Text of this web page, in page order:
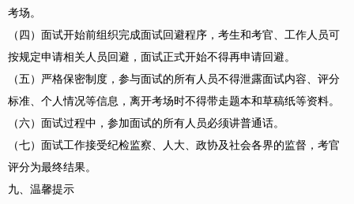
考场。
（四）面试开始前组织完成面试回避程序，考生和考官、工作人员可
按规定申请相关人员回避，面试正式开始不得再申请回避。
（五）严格保密制度，参与面试的所有人员不得泄露面试内容、评分
标准、个人情况等信息，离开考场时不得带走题本和草稿纸等资料。
（六）面试过程中，参加面试的所有人员必须讲普通话。
（七）面试工作接受纪检监察、人大、政协及社会各界的监督，考官
评分为最终结果。
九、温馨提示